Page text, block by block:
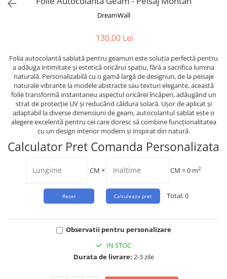
DreamWall
130,00 Lei
Folia autocolantă sablată pentru geamuri este soluția perfectă pentru
a adăuga intimitate și estetică oricărui spațiu, fără a sacrifica lumina
naturală. Personalizabilă cu o gamă largă de designuri, de la peisaje
naturale vibrante la modele abstracte sau texturi elegante, această
folie transformă instantaneu aspectul oricărei încăperi, adăugând un
strat de protecție UV și reducând căldura solară. Ușor de aplicat și
adaptabil la diverse dimensiuni de geam, autocolantul sablat este o
alegere excelentă pentru cei care doresc să combine funcționalitatea
cu un design interior modern și inspirat din natură.
Calculator Pret Comanda Personalizata
CM × CM =0 m2
Total:0
Observatii pentru personalizare
IN STOC
Durata de livrare: 2-3 zile